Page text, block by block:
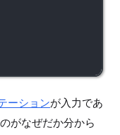
ーションが入力であ
がなぜだか分から